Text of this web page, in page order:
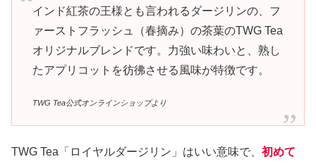
インド紅茶の王様とも言われるダージリンの、フ
ァーストフラッシュ（春摘み）の茶葉のTWG Tea
オリジナルブレンドです。力強い味わいと、熟し
たアプリコットを彷彿させる風味が特徴です。
TWG Tea公式オンラインショップより
TWG Tea「ロイヤルダージリン」はいい意味で、 初めて